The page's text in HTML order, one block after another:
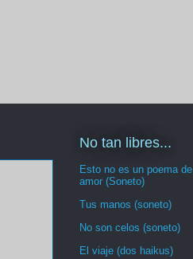
No tan libres...
Esto no es un poema de
amor (Soneto)
Tus manos (soneto)
No son celos (soneto)
El viaje (dos haikus)